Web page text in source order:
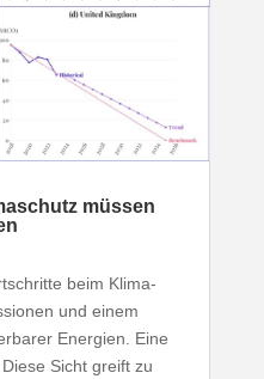
müssen
beim Klima­
und einem
Energien. Eine
Sicht greift zu